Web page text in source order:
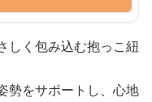
しく包み込む抱っこ紐
勢をサポートし、心地